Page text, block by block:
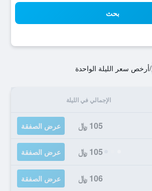
بحث
/أرخص سعر الليلة الواحدة
الإجمالي في الليلة
105 ﷼ عرض الصفقة
105 ﷼ عرض الصفقة
106 ﷼ عرض الصفقة